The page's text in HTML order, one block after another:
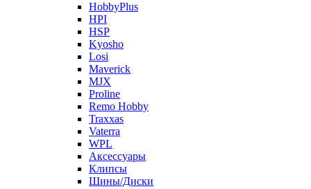
HobbyPlus
HPI
HSP
Kyosho
Losi
Maverick
MJX
Proline
Remo Hobby
Traxxas
Vaterra
WPL
Аксессуары
Клипсы
Шины/Диски